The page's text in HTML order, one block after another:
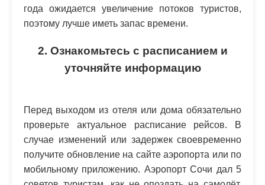
года ожидается увеличение потоков туристов,
поэтому лучше иметь запас времени.
2. Ознакомьтесь с расписанием и
уточняйте информацию
Перед выходом из отеля или дома обязательно
проверьте актуальное расписание рейсов. В
случае изменений или задержек своевременно
получите обновление на сайте аэропорта или по
мобильному приложению. Аэропорт Сочи дал 5